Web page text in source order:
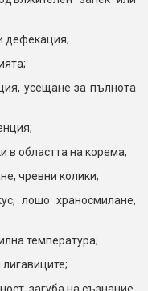
дефекация;
усещане за пълнота
в областта на корема;
чревни колики;
лошо храносмилане,
температура;
загуба на съзнание,